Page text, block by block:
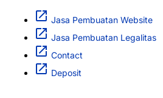
Jasa Pembuatan Website
Jasa Pembuatan Legalitas
Contact
Deposit